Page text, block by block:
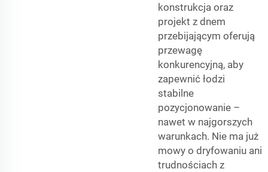
konstrukcja oraz
projekt z dnem
przebijającym oferują
przewagę
konkurencyjną, aby
zapewnić łodzi
stabilne
pozycjonowanie –
nawet w najgorszych
warunkach. Nie ma już
mowy o dryfowaniu ani
trudnościach z